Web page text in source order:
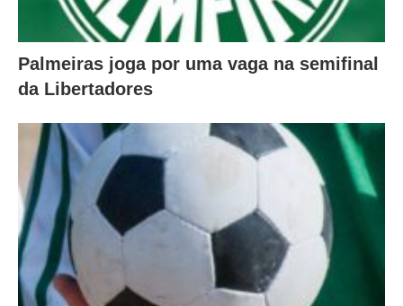
Palmeiras joga por uma vaga na semifinal
da Libertadores